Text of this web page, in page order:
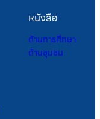
หนังสือ
ด้านการศึกษา
ด้านชุมชน